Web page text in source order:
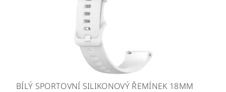
BÍLÝ SPORTOVNÍ SILIKONOVÝ ŘEMÍNEK 18MM